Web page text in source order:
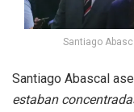
Santiago
Santiago Abascal
estaban